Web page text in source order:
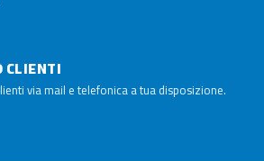
CLIENTI
via mail e telefonica a tua disposizione.